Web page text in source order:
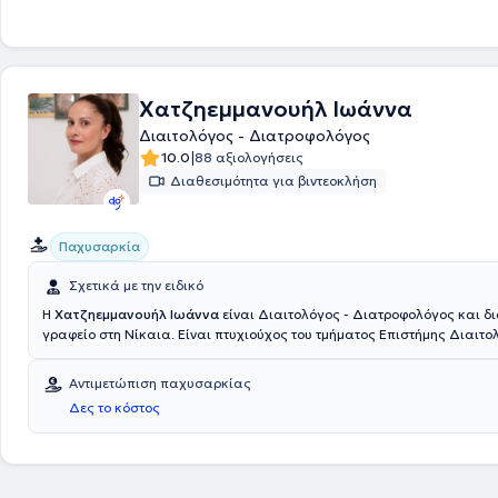
Χατζηεμμανουήλ Ιωάννα
Διαιτολόγος - Διατροφολόγος
10.0|88 αξιολογήσεις
Διαθεσιμότητα για βιντεοκλήση
Παχυσαρκία
Σχετικά με την ειδικό
Η Χατζηεμμανουήλ Ιωάννα είναι Διαιτολόγος - Διατροφολόγος και
γραφείο στη Νίκαια. Είναι πτυχιούχος του τμήματος Επιστήμης
Διατροφή, έχοντας παρακολουθήσει το εκπαιδευτικό πρόγραμμα
in Pediatric Nutrition”. Διαθέτει κλινική και επιστημονική εμπειρία και
Πανελλήνιου Συλλόγου Διαιτολόγων - Διατροφολόγων. Τέλος, έχει
πλήθος εργαστηρίων και συνεδρίων.
Αντιμετώπιση παχυσαρκίας
Δες το κόστος